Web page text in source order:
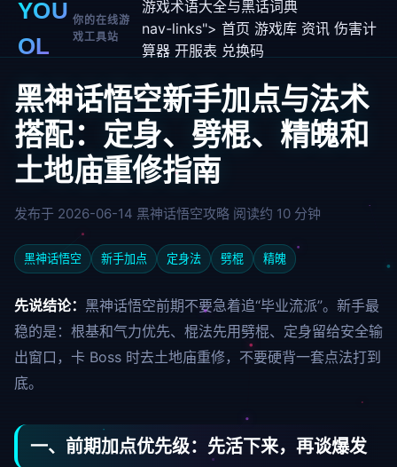
YOU
OL
你的在线游
戏工具站
游戏术语大全与黑话词典
nav-links"> 首页 游戏库 资讯 伤害计
算器 开服表 兑换码
黑神话悟空新手加点与法术
搭配：定身、劈棍、精魄和
土地庙重修指南
发布于 2026-06-14 黑神话悟空攻略 阅读约 10 分钟
黑神话悟空 新手加点 定身法 劈棍 精魄
先说结论： 黑神话悟空前期不要急着追“毕业流派”。新手最
稳的是：根基和气力优先、棍法先用劈棍、定身留给安全输
出窗口，卡 Boss 时去土地庙重修，不要硬背一套点法打到
底。
一、前期加点优先级：先活下来，再谈爆发